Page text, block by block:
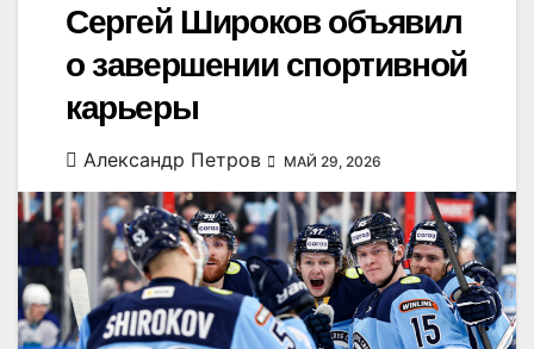
Сергей Широков объявил
о завершении спортивной
карьеры
Александр Петров МАЙ 29, 2026